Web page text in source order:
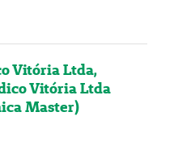
Vitória Ltda,
Vitória Ltda
Master)